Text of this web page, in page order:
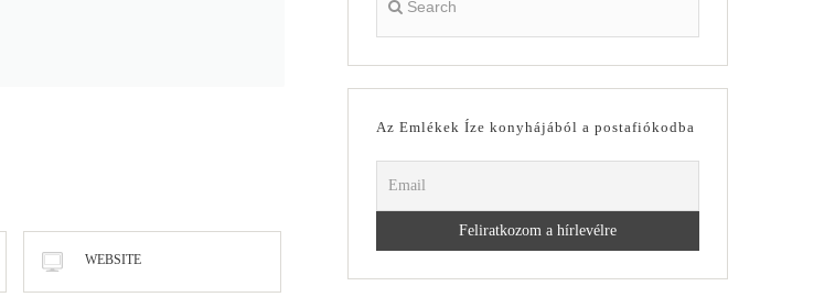
WEBSITE
Az Emlékek Íze konyhájából a postafiókodba